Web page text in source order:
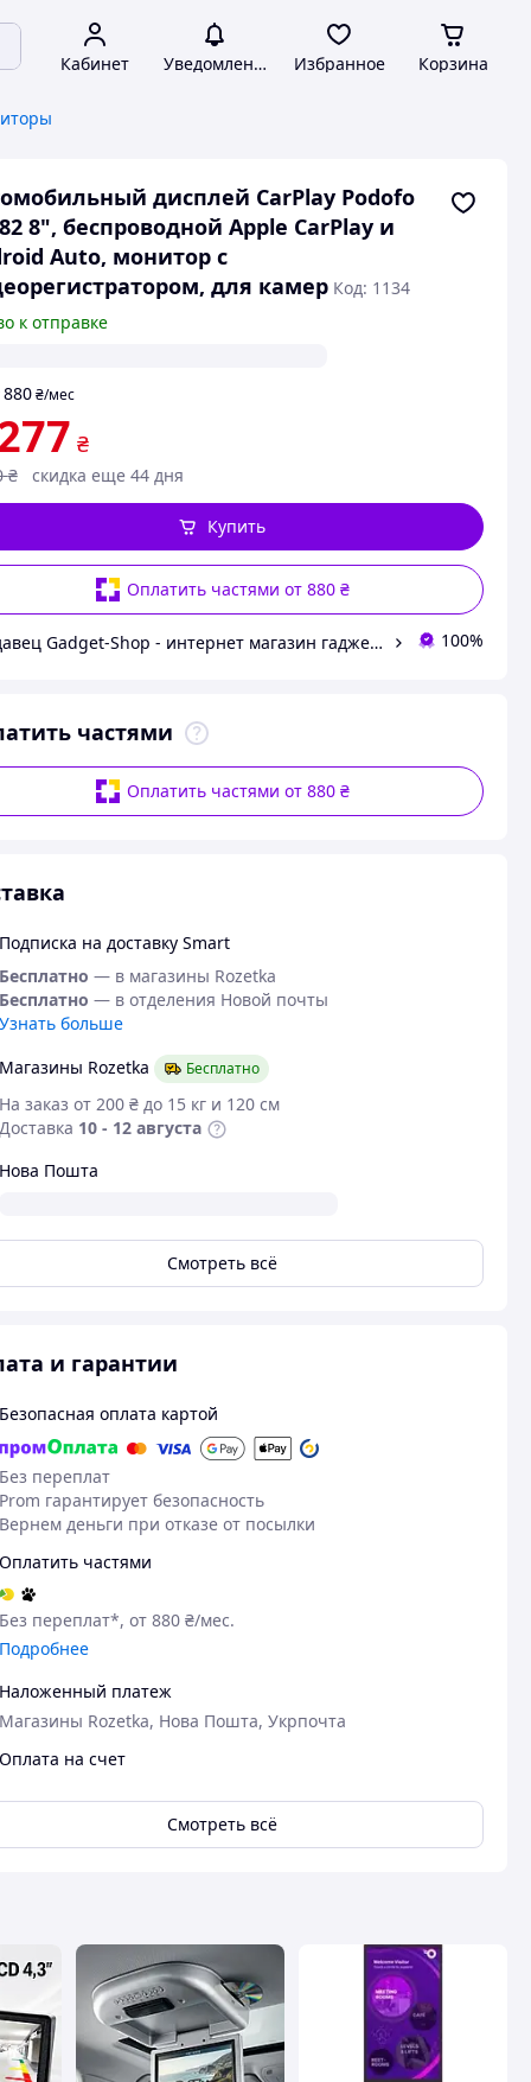
Кабинет Уведомления Избранное Корзина
дисплей CarPlay Podofo
8", беспроводной Apple CarPlay и
Auto, монитор с
для камер Код: 1134
к отправке
880 ₴/мес
₴
₴ скидка еще 44 дня
Оплатить частями от 880 ₴
Купить
Продавец Gadget-Shop - интернет магазин гаджетов и аксессуаров 100%
частями
Оплатить частями от 880 ₴
Подписка на доставку Smart
Бесплатно — в магазины Rozetka
Бесплатно — в отделения Новой почты
Узнать больше
Магазины Rozetka
Бесплатно
На заказ от 200 ₴ до 15 кг и 120 см
Доставка 10 - 12 августа
Нова Пошта
Смотреть всё
и гарантии
Безопасная оплата картой
Без переплат
Prom гарантирует безопасность
Вернем деньги при отказе от посылки
Оплатить частями
Без переплат*, от 880 ₴/мес.
Подробнее
Наложенный платеж
Магазины Rozetka, Нова Пошта, Укрпочта
Оплата на счет
Смотреть всё